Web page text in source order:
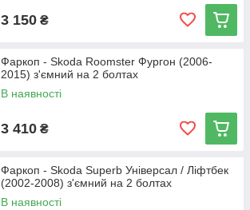
3 150 ₴
Фаркоп - Skoda Roomster Фургон (2006-
2015) з'ємний на 2 болтах
В наявності
3 410 ₴
Фаркоп - Skoda Superb Універсал / Ліфтбек
(2002-2008) з'ємний на 2 болтах
В наявності